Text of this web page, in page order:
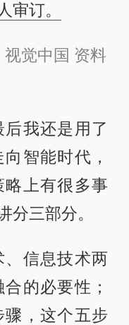
审订。
觉中国 资料
我还是用了
智能时代，
上有很多事
分三部分。
信息技术两
的必要性；
，这个五步